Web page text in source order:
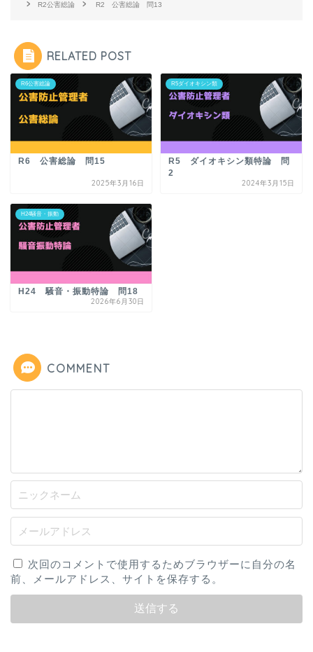
R2公害総論
R2 公害総論 問13
RELATED POST
R6公害総論
R6 公害総論 問15
2025年3月16日
R5ダイオキシン類
R5 ダイオキシン類特論 問
2
2024年3月15日
H24騒音・振動
H24 騒音・振動特論 問18
2026年6月30日
COMMENT
次回のコメントで使用するためブラウザーに自分の名
前、メールアドレス、サイトを保存する。